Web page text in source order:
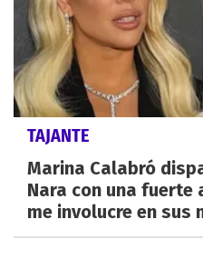
TAJANTE
Marina Calabró
Nara con una fuerte
me involucre en sus